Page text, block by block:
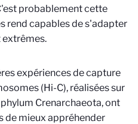
probablement cette
rend capables de s'adapter
extrêmes.
expériences de capture
(Hi-C), réalisées sur
Crenarchaeota, ont
de mieux appréhender